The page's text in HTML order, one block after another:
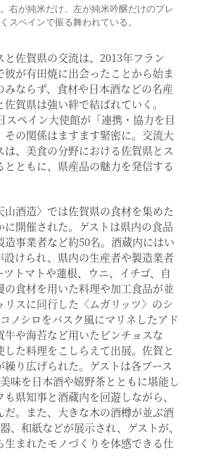
右が純米だけ、左が純米吟醸だけのブレ
スペインで振る舞われている。
佐賀県の交流は、2013年フラン
が有田焼に出会ったことから始ま
みならず、食材や日本酒などの名産
賀県は強い絆で結ばれていく。
スペイン大使館が「連携・協力を目
の関係はますます緊密に。交流大
、美食の分野における佐賀県とス
ともに、県産品の魅力を発信する
酒造〉では佐賀県の食材を集めた
開催された。ゲストは県内の食品
事業者など約50名。酒蔵内にはい
設けられ、県内の生産者や製造業者
トマトや蓮根、ウニ、イチゴ、自
食材を用いた料理や加工食品が並
スに同行した〈ムガリッツ〉のシ
ノシロをバスク風にマリネしたアド
や海苔など用いたピンチョスな
した料理をこしらえて出展。佐賀と
り広げられた。ゲストは各ブース
味を日本酒や嬉野茶とともに堪能し
県知事と酒蔵内を回遊しながら、
だ。また、大きな木の酒樽が並ぶ酒
、和紙などが展示され、ゲストが、
まれたモノづくりを体感できる仕